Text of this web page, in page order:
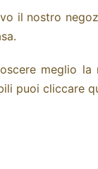
il nostro
meglio
puoi cliccare